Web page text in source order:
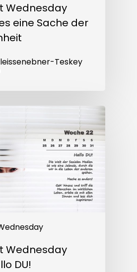
Wednesday
eine Sache der
Teskey
Wednesday
DU!